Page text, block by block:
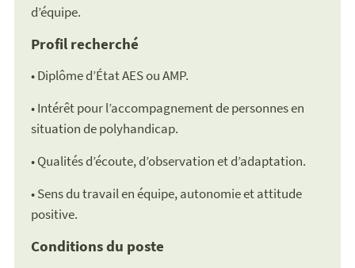
d’équipe.
Profil recherché
• Diplôme d’État AES ou AMP.
• Intérêt pour l’accompagnement de personnes en
situation de polyhandicap.
• Qualités d’écoute, d’observation et d’adaptation.
• Sens du travail en équipe, autonomie et attitude
positive.
Conditions du poste